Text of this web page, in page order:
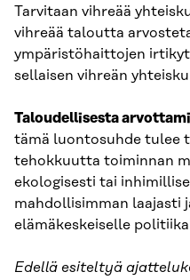
Tarvitaan vihreää
vihreää taloutta
ympäristöhaittojen
sellaisen vihreän
Taloudellisesta
tämä luontosuhde tulee
tehokkuutta toiminnan
ekologisesti tai
mahdollisimman laajasti
elämäkeskeiselle
Edellä esiteltyä